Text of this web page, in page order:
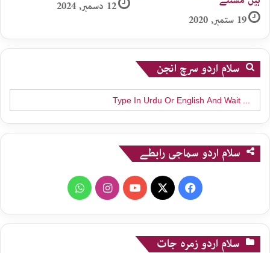
19 ستمبر, 2020
12 دسمبر, 2024
سلام اردو سرچ انجن
Search
for:
سلام اردو سماجی رابطے
Facebook
YouTube
Instagram
WhatsApp
سلام اردو زمرہ جات